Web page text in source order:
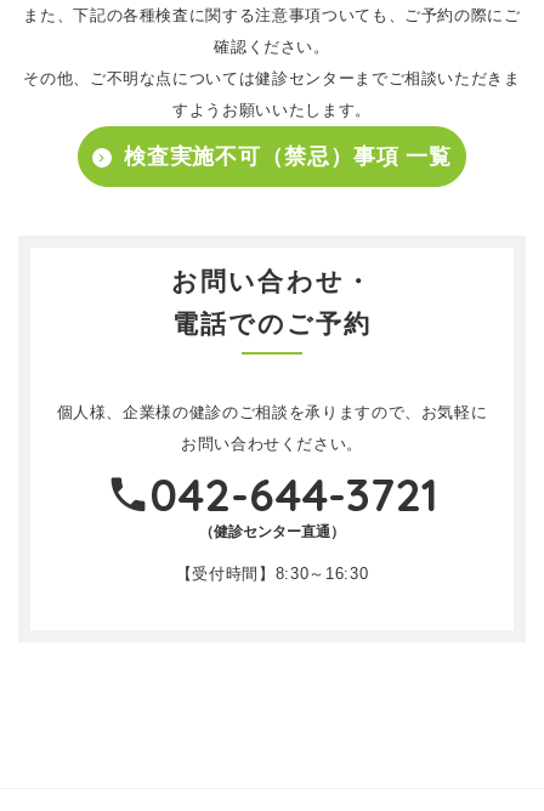
また、下記の各種検査に関する注意事項ついても、ご予約の際にご
確認ください。
その他、ご不明な点については健診センターまでご相談いただきま
すようお願いいたします。
検査実施不可（禁忌）事項 一覧
お問い合わせ・
電話でのご予約
個人様、企業様の健診のご相談を承りますので、お気軽に
お問い合わせください。
042-644-3721
（健診センター直通）
【受付時間】8:30～16:30